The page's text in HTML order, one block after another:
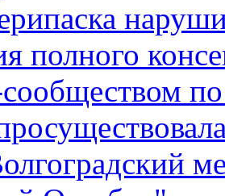
полного